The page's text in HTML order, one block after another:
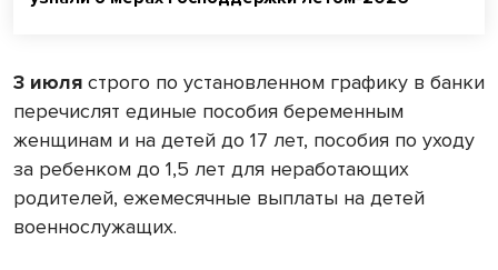
3 июля строго по установленном графику в банки
перечислят единые пособия беременным
женщинам и на детей до 17 лет, пособия по уходу
за ребенком до 1,5 лет для неработающих
родителей, ежемесячные выплаты на детей
военнослужащих.